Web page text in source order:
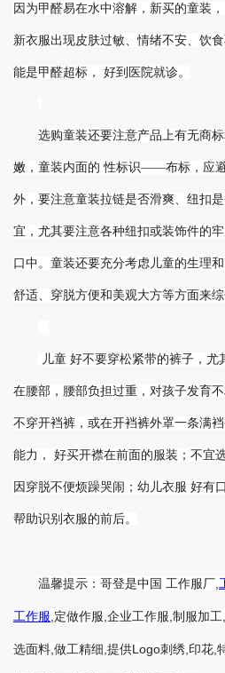
因为甲醛易在水中溶解，新买的童装
新衣服出现皮肤过敏、情绪不安、饮
能是甲醛超标， 好到医院就诊。
选购童装还要注意产品上有无商
嫩，童装内面的 性标识——布标，应
外，要注意童装拉链是否滑爽、纽扣
宜，尤其要注意各种纽扣或装饰件的
口中。童装还要充分考虑儿童的生理
舒适、穿脱方便和美观大方等方面来综
儿童 好不要穿松紧带的裤子，尤
在腰部，腰部负担过重，对孩子发育
不穿开裆裤，或在开裆裤外罩一条满
能力， 好买开襟在前面的服装；不宜
因穿脱不便烦躁哭闹；幼儿衣服 好有
帮助识别衣服的前后。
温馨提示：哥登是中国 工作服厂
工作服 定做作服 企业工作服 制服加工
选面料 做工精细 提供Logo刺绣 印花